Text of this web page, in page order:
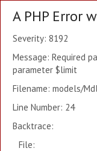
A PHP Error
Severity: 8192
Message: Required
parameter $limit
Filename: models/
Line Number: 24
Backtrace:
File: